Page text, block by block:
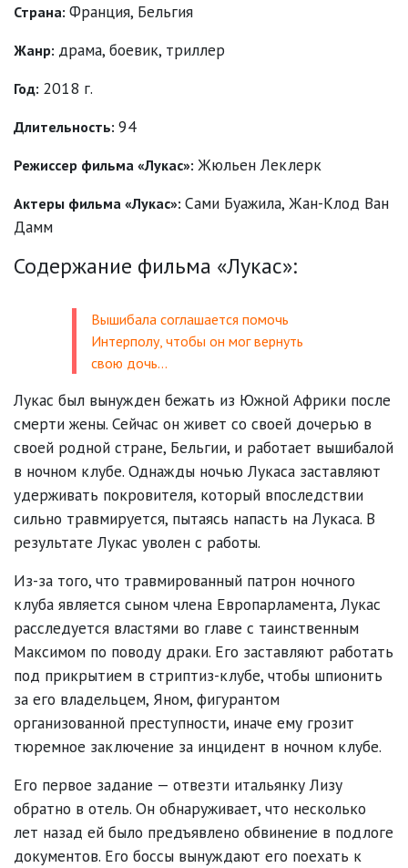
Страна: Франция, Бельгия
Жанр: драма, боевик, триллер
Год: 2018 г.
Длительность: 94
Режиссер фильма «Лукас»: Жюльен Леклерк
Актеры фильма «Лукас»: Сами Буажила, Жан-Клод Ван
Дамм
Содержание фильма «Лукас»:
Вышибала соглашается помочь
Интерполу, чтобы он мог вернуть
свою дочь…
Лукас был вынужден бежать из Южной Африки после
смерти жены. Сейчас он живет со своей дочерью в
своей родной стране, Бельгии, и работает вышибалой
в ночном клубе. Однажды ночью Лукаса заставляют
удерживать покровителя, который впоследствии
сильно травмируется, пытаясь напасть на Лукаса. В
результате Лукас уволен с работы.
Из-за того, что травмированный патрон ночного
клуба является сыном члена Европарламента, Лукас
расследуется властями во главе с таинственным
Максимом по поводу драки. Его заставляют работать
под прикрытием в стриптиз-клубе, чтобы шпионить
за его владельцем, Яном, фигурантом
организованной преступности, иначе ему грозит
тюремное заключение за инцидент в ночном клубе.
Его первое задание — отвезти итальянку Лизу
обратно в отель. Он обнаруживает, что несколько
лет назад ей было предъявлено обвинение в подлоге
документов. Его боссы вынуждают его поехать к